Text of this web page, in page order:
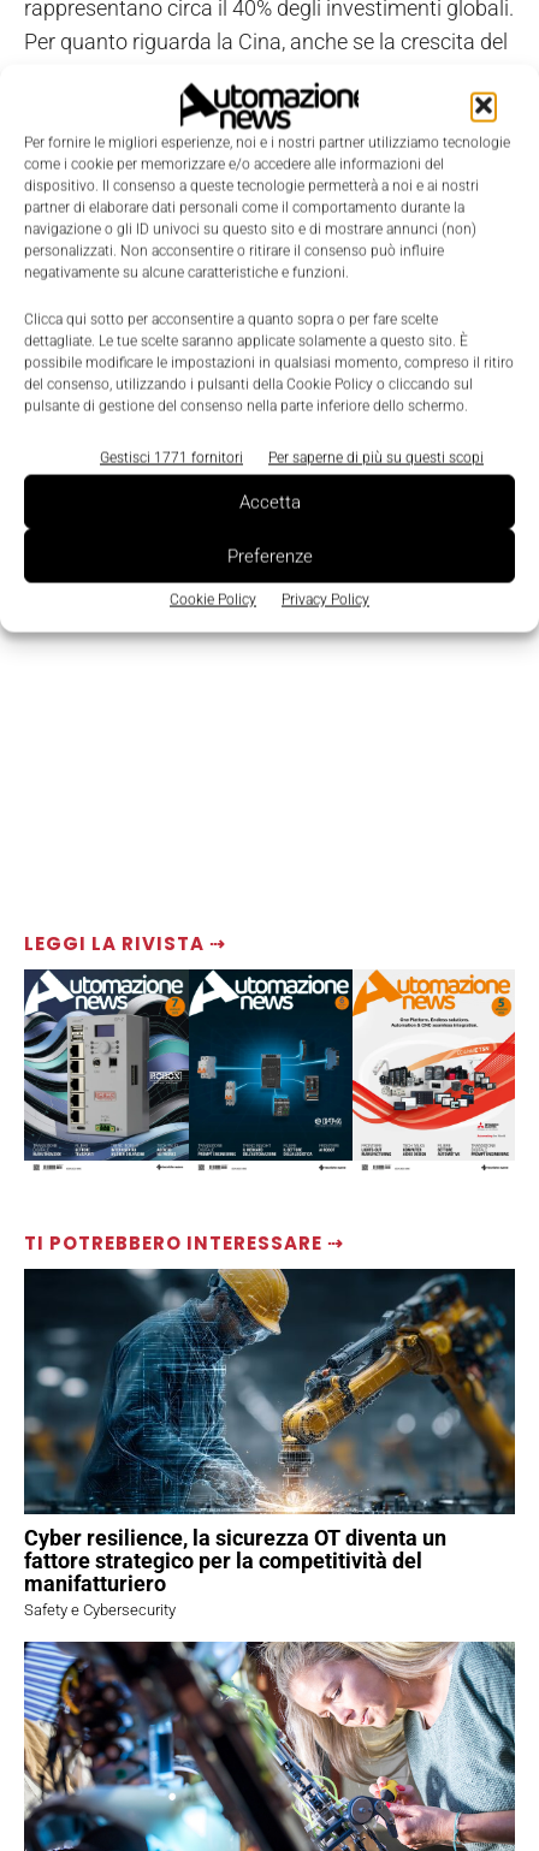
Per fornire le migliori esperienze, noi e i nostri partner utilizziamo tecnologie
come i cookie per memorizzare e/o accedere alle informazioni del
dispositivo. Il consenso a queste tecnologie permetterà a noi e ai nostri
partner di elaborare dati personali come il comportamento durante la
navigazione o gli ID univoci su questo sito e di mostrare annunci (non)
personalizzati. Non acconsentire o ritirare il consenso può influire
negativamente su alcune caratteristiche e funzioni.
Clicca qui sotto per acconsentire a quanto sopra o per fare scelte
dettagliate. Le tue scelte saranno applicate solamente a questo sito. È
possibile modificare le impostazioni in qualsiasi momento, compreso il ritiro
del consenso, utilizzando i pulsanti della Cookie Policy o cliccando sul
pulsante di gestione del consenso nella parte inferiore dello schermo.
Gestisci 1771 fornitori Per saperne di più su questi scopi
Accetta
Preferenze
Cookie Policy Privacy Policy
LEGGI LA RIVISTA ⇢
TI POTREBBERO INTERESSARE ⇢
Cyber resilience, la sicurezza OT diventa un
fattore strategico per la competitività del
manifatturiero
Safety e Cybersecurity
rappresentano circa il 40% degli investimenti globali.
Per quanto riguarda la Cina, anche se la crescita del
bassi registrati negli ultimi anni, ci si aspetta che ci
sia un ulteriore incremento degli investimenti nella
seconda metà del 2012, in seguito a una prima
ripresa del mercato europeo e a maggiori interventi
governativi capaci di influenzare il mercato
dell'automazione industriale in Cina”, ha concluso
Sultan. “La ripresa dell'economia cinese influenzerà
positivamente anche l'America Latina, che ha
recentemente rallentato a causa di una forte
dipendenza dagli investimenti provenienti dalla